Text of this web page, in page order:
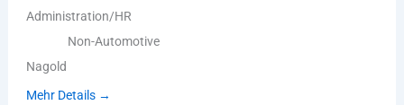
Administration/HR
Non-Automotive
Nagold
Mehr Details